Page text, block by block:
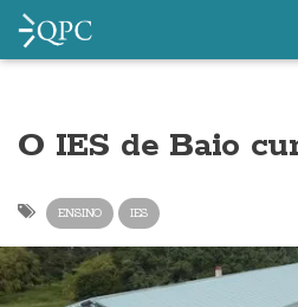
O IES de Baio
ENSINO IES